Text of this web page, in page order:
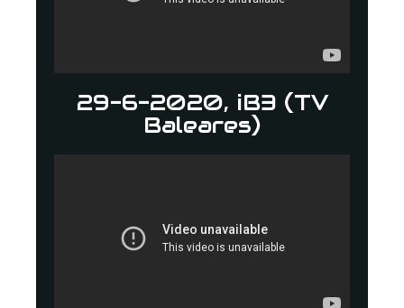
29-6-2020, iB3 (TV
Baleares)